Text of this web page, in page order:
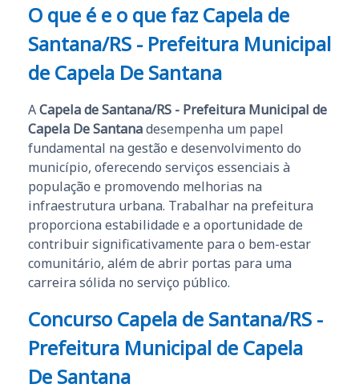
O que é e o que faz Capela de
Santana/RS - Prefeitura Municipal
de Capela De Santana
ACapela de Santana/RS - Prefeitura Municipal de
Capela De Santanadesempenha um papel
fundamental na gestão e desenvolvimento do
município, oferecendo serviços essenciais à
população e promovendo melhorias na
infraestrutura urbana. Trabalhar na prefeitura
proporciona estabilidade e a oportunidade de
contribuir significativamente para o bem-estar
comunitário, além de abrir portas para uma
carreira sólida no serviço público.
Concurso Capela de Santana/RS -
Prefeitura Municipal de Capela
De Santana